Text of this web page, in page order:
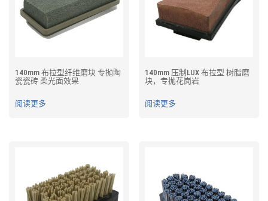
140mm 布拉型纤维磨块 专抛陶
瓷瓷砖 柔光面效果
阅读更多
140mm 压制LUX 布拉型 树脂磨
块，专抛花岗岩
阅读更多